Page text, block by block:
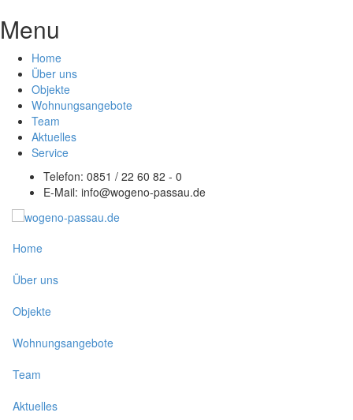
Menu
Home
Über uns
Objekte
Wohnungsangebote
Team
Aktuelles
Service
Telefon: 0851 / 22 60 82 - 0
E-Mail: info@wogeno-passau.de
Home
Über uns
Objekte
Wohnungsangebote
Team
Aktuelles